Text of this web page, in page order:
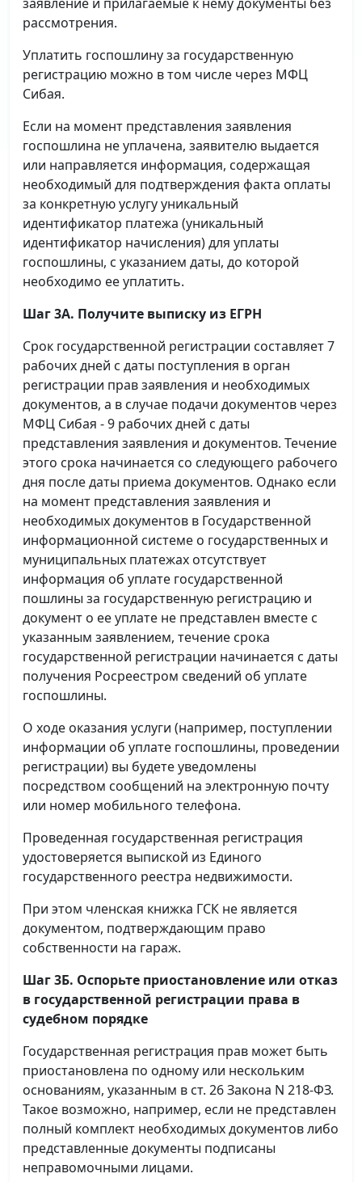
рассмотрения.
Уплатить госпошлину за государственную
регистрацию можно в том числе через МФЦ
Сибая.
Если на момент представления заявления
госпошлина не уплачена, заявителю выдается
или направляется информация, содержащая
необходимый для подтверждения факта оплаты
за конкретную услугу уникальный
идентификатор платежа (уникальный
идентификатор начисления) для уплаты
госпошлины, с указанием даты, до которой
необходимо ее уплатить.
Шаг 3А. Получите выписку из ЕГРН
Срок государственной регистрации составляет 7
рабочих дней с даты поступления в орган
регистрации прав заявления и необходимых
документов, а в случае подачи документов через
МФЦ Сибая - 9 рабочих дней с даты
представления заявления и документов. Течение
этого срока начинается со следующего рабочего
дня после даты приема документов. Однако если
на момент представления заявления и
необходимых документов в Государственной
информационной системе о государственных и
муниципальных платежах отсутствует
информация об уплате государственной
пошлины за государственную регистрацию и
документ о ее уплате не представлен вместе с
указанным заявлением, течение срока
государственной регистрации начинается с даты
получения Росреестром сведений об уплате
госпошлины.
О ходе оказания услуги (например, поступлении
информации об уплате госпошлины, проведении
регистрации) вы будете уведомлены
посредством сообщений на электронную почту
или номер мобильного телефона.
Проведенная государственная регистрация
удостоверяется выпиской из Единого
государственного реестра недвижимости.
При этом членская книжка ГСК не является
документом, подтверждающим право
собственности на гараж.
Шаг 3Б. Оспорьте приостановление или отказ
в государственной регистрации права в
судебном порядке
Государственная регистрация прав может быть
приостановлена по одному или нескольким
основаниям, указанным в ст. 26 Закона N 218-ФЗ.
Такое возможно, например, если не представлен
полный комплект необходимых документов либо
представленные документы подписаны
неправомочными лицами.